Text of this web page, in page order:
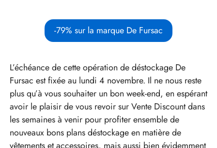
-79% sur la marque De Fursac
L’échéance de cette opération de déstockage De
Fursac est fixée au lundi 4 novembre. Il ne nous reste
plus qu’à vous souhaiter un bon week-end, en espérant
avoir le plaisir de vous revoir sur Vente Discount dans
les semaines à venir pour profiter ensemble de
nouveaux bons plans déstockage en matière de
vêtements et accessoires, mais aussi bien évidemment